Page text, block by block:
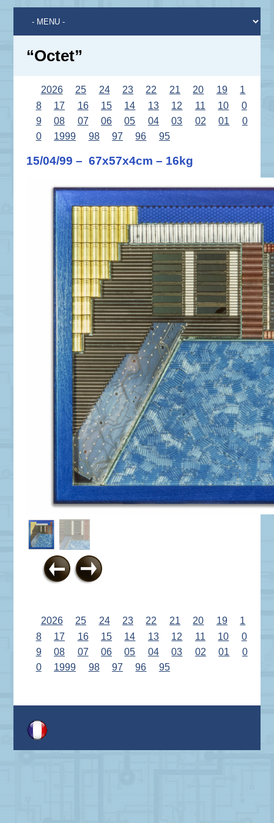
“Octet”
2026 25 24 23 22 21 20 19
1
8
17 16 15 14 13 12 11 10
0
9
08 07 06 05 04 03 02 01
0
0
1999 98 97 96 95
15/04/99 – 67x57x4cm – 16kg
2026 25 24 23 22 21 20 19
1
8
17 16 15 14 13 12 11 10
0
9
08 07 06 05 04 03 02 01
0
0
1999 98 97 96 95